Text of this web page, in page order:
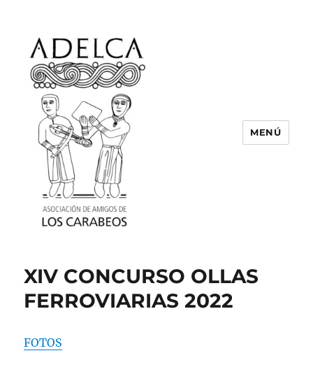
CARABEOS
MENÚ
XIV CONCURSO OLLAS
FERROVIARIAS 2022
FOTOS